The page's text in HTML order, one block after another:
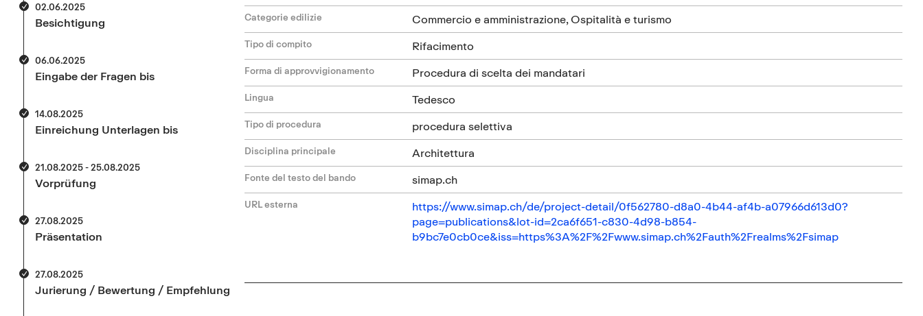
02.06.2025
Besichtigung
06.06.2025
Eingabe der Fragen bis
14.08.2025
Einreichung Unterlagen bis
21.08.2025 - 25.08.2025
Vorprüfung
27.08.2025
Präsentation
27.08.2025
Jurierung / Bewertung / Empfehlung
Categorie edilizie Commercio e amministrazione, Ospitalità e turismo
Tipo di compito Rifacimento
Forma di approvvigionamento Procedura di scelta dei mandatari
Lingua Tedesco
Tipo di procedura procedura selettiva
Disciplina principale Architettura
Fonte del testo del bando simap.ch
URL esterna
https://www.simap.ch/de/project-detail/0f562780-d8a0-4b44-af4b-a07966d613d0?
page=publications&lot-id=2ca6f651-c830-4d98-b854-
b9bc7e0cb0ce&iss=https%3A%2F%2Fwww.simap.ch%2Fauth%2Frealms%2Fsimap